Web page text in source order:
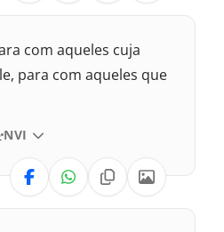
Atualizada
e Corrigida
e Atualizada
com aqueles cuja
para com aqueles que
VERSÃO DA BÍBLIA
NVI